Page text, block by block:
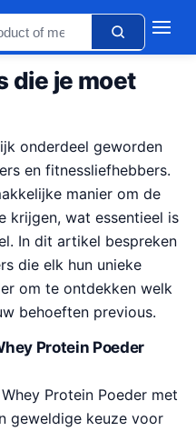
die je moet
onderdeel geworden
en fitnessliefhebbers.
manier om de
krijgen, wat essentieel is
In dit artikel bespreken
die elk hun unieke
om te ontdekken welk
behoeften previous.
Protein Poeder
Protein Poeder met
geweldige keuze voor